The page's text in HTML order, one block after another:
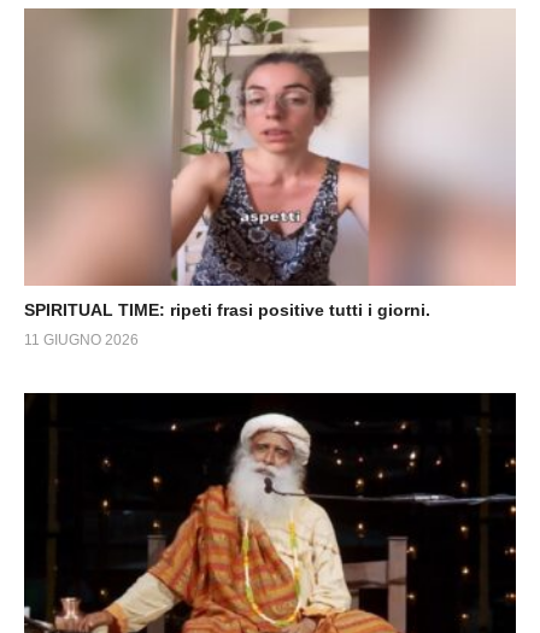
SPIRITUAL TIME: ripeti frasi positive tutti i giorni.
11 GIUGNO 2026